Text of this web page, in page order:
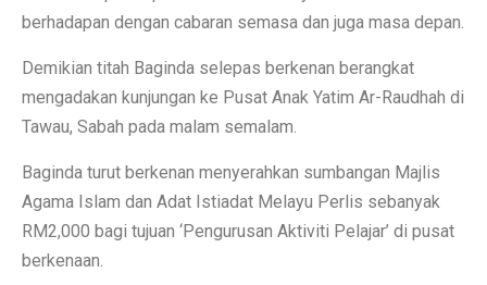
berhadapan dengan cabaran semasa dan juga masa depan.
Demikian titah Baginda selepas berkenan berangkat
mengadakan kunjungan ke Pusat Anak Yatim Ar-Raudhah di
Tawau, Sabah pada malam semalam.
Baginda turut berkenan menyerahkan sumbangan Majlis
Agama Islam dan Adat Istiadat Melayu Perlis sebanyak
RM2,000 bagi tujuan ‘Pengurusan Aktiviti Pelajar’ di pusat
berkenaan.